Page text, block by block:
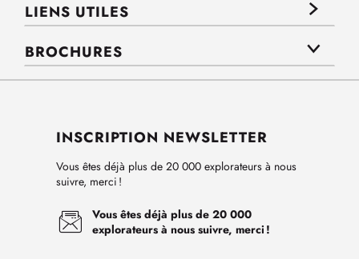
LIENS UTILES
BROCHURES
INSCRIPTION NEWSLETTER
Vous êtes déjà plus de 20 000 explorateurs à nous
suivre, merci !
Vous êtes déjà plus de 20 000
explorateurs à nous suivre, merci !